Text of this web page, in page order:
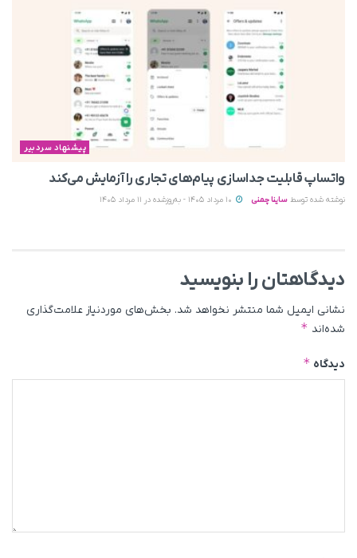
پیشنهاد سردبیر
واتساپ قابلیت جداسازی پیام‌های تجاری را آزمایش می‌کند
نوشته شده توسط ساینا چمنی
دیدگاهتان را بنویسید
نشانی ایمیل شما منتشر نخواهد شد. بخش‌های موردنیاز علامت‌گذاری
شده‌اند *
دیدگاه *